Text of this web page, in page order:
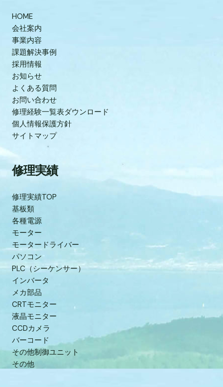
HOME
会社案内
事業内容
課題解決事例
採用情報
お知らせ
よくある質問
お問い合わせ
修理経験一覧表ダウンロード
個人情報保護方針
サイトマップ
修理実績
修理実績TOP
基板類
各種電源
モーター
モータードライバー
パソコン
PLC（シーケンサー）
インバータ
メカ部品
CRTモニター
液晶モニター
CCDカメラ
バーコード
その他制御ユニット
その他